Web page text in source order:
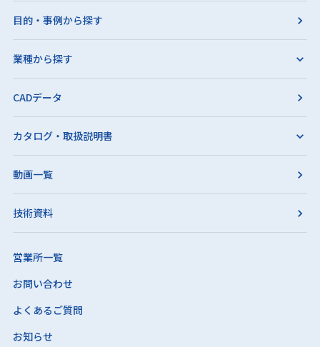
目的・事例から探す
業種から探す
CADデータ
カタログ・取扱説明書
動画一覧
技術資料
営業所一覧
お問い合わせ
よくあるご質問
お知らせ